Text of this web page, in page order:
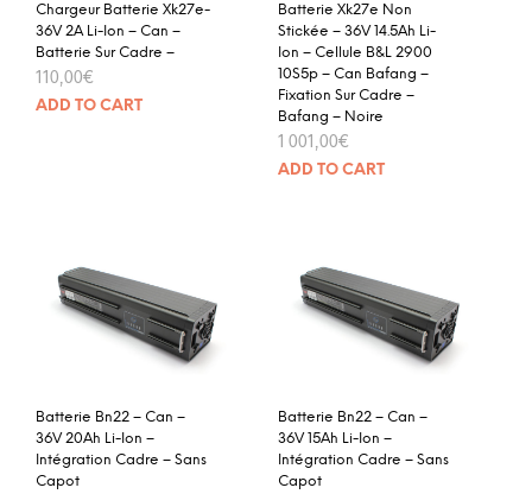
Chargeur Batterie Xk27e-
36V 2A Li-Ion – Can –
Batterie Sur Cadre –
110,00€
ADD TO CART
Batterie Xk27e Non
Stickée – 36V 14.5Ah Li-
Ion – Cellule B&L 2900
10S5p – Can Bafang –
Fixation Sur Cadre –
Bafang – Noire
1 001,00€
ADD TO CART
Batterie Bn22 – Can –
36V 20Ah Li-Ion –
Intégration Cadre – Sans
Capot
Batterie Bn22 – Can –
36V 15Ah Li-Ion –
Intégration Cadre – Sans
Capot